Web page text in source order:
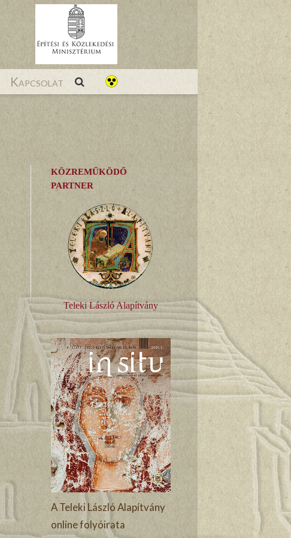
Kapcsolat
KÖZREMŰKÖDŐ
PARTNER
Teleki László Alapítvány
A Teleki László Alapítvány
online folyóirata